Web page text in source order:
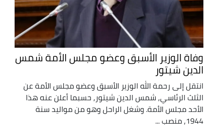
وفاة الوزير الأسبق وعضو مجلس الأمة شمس
الدين شيتور
انتقل إلى رحمة الله الوزير الأسبق وعضو مجلس الأمة عن
الثلث الرئاسي, شمس الدين شيتور, حسبما أعلن عنه هذا
الأحد مجلس الأمة. وشغل الراحل وهو من مواليد سنة
1944, منصب ...